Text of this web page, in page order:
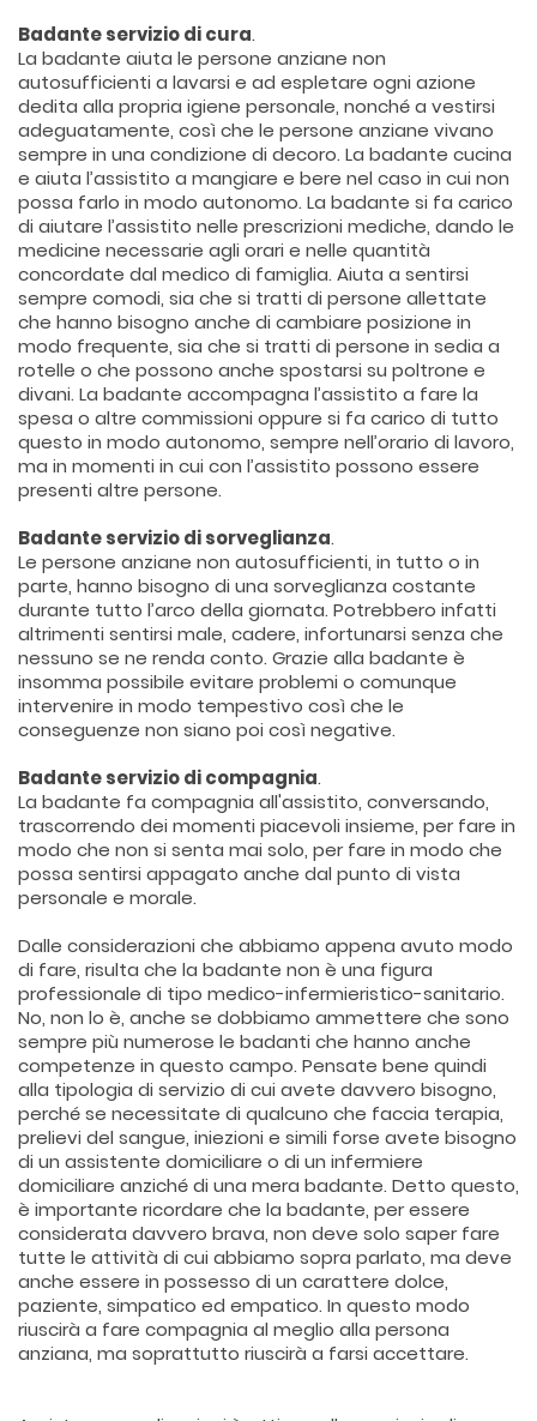
Badante servizio di cura.
La badante aiuta le persone anziane non
autosufficienti a lavarsi e ad espletare ogni azione
dedita alla propria igiene personale, nonché a vestirsi
adeguatamente, così che le persone anziane vivano
sempre in una condizione di decoro. La badante cucina
e aiuta l’assistito a mangiare e bere nel caso in cui non
possa farlo in modo autonomo. La badante si fa carico
di aiutare l’assistito nelle prescrizioni mediche, dando le
medicine necessarie agli orari e nelle quantità
concordate dal medico di famiglia. Aiuta a sentirsi
sempre comodi, sia che si tratti di persone allettate
che hanno bisogno anche di cambiare posizione in
modo frequente, sia che si tratti di persone in sedia a
rotelle o che possono anche spostarsi su poltrone e
divani. La badante accompagna l’assistito a fare la
spesa o altre commissioni oppure si fa carico di tutto
questo in modo autonomo, sempre nell’orario di lavoro,
ma in momenti in cui con l’assistito possono essere
presenti altre persone.
Badante servizio di sorveglianza.
Le persone anziane non autosufficienti, in tutto o in
parte, hanno bisogno di una sorveglianza costante
durante tutto l’arco della giornata. Potrebbero infatti
altrimenti sentirsi male, cadere, infortunarsi senza che
nessuno se ne renda conto. Grazie alla badante è
insomma possibile evitare problemi o comunque
intervenire in modo tempestivo così che le
conseguenze non siano poi così negative.
Badante servizio di compagnia.
La badante fa compagnia all'assistito, conversando,
trascorrendo dei momenti piacevoli insieme, per fare in
modo che non si senta mai solo, per fare in modo che
possa sentirsi appagato anche dal punto di vista
personale e morale.
Dalle considerazioni che abbiamo appena avuto modo
di fare, risulta che la badante non è una figura
professionale di tipo medico-infermieristico-sanitario.
No, non lo è, anche se dobbiamo ammettere che sono
sempre più numerose le badanti che hanno anche
competenze in questo campo. Pensate bene quindi
alla tipologia di servizio di cui avete davvero bisogno,
perché se necessitate di qualcuno che faccia terapia,
prelievi del sangue, iniezioni e simili forse avete bisogno
di un assistente domiciliare o di un infermiere
domiciliare anziché di una mera badante. Detto questo,
è importante ricordare che la badante, per essere
considerata davvero brava, non deve solo saper fare
tutte le attività di cui abbiamo sopra parlato, ma deve
anche essere in possesso di un carattere dolce,
paziente, simpatico ed empatico. In questo modo
riuscirà a fare compagnia al meglio alla persona
anziana, ma soprattutto riuscirà a farsi accettare.